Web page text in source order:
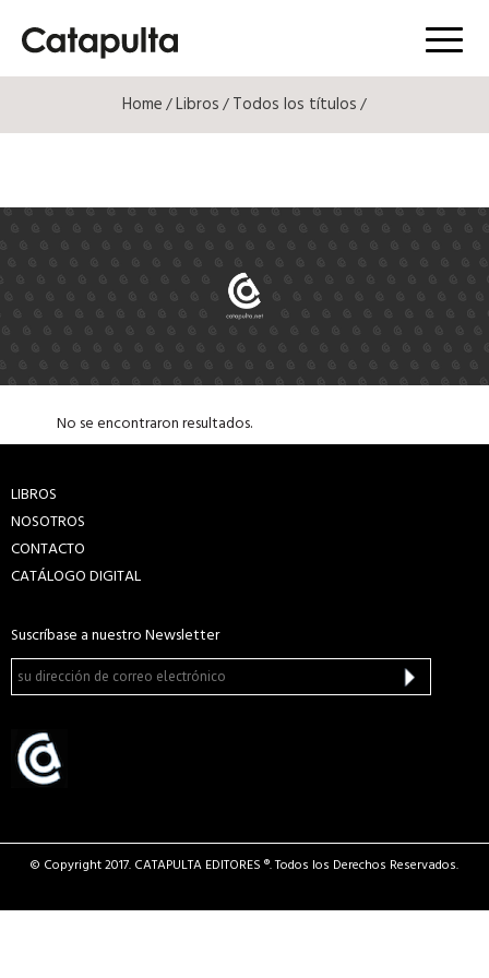
Menú
Home/Libros/Todos los títulos/
No se encontraron resultados.
LIBROS
NOSOTROS
CONTACTO
CATÁLOGO DIGITAL
Suscríbase a nuestro Newsletter
© Copyright 2017. CATAPULTA EDITORES ®. Todos los Derechos Reservados.